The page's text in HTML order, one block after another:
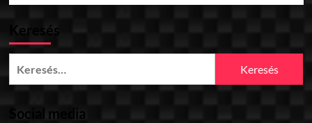
Keresés
Social media